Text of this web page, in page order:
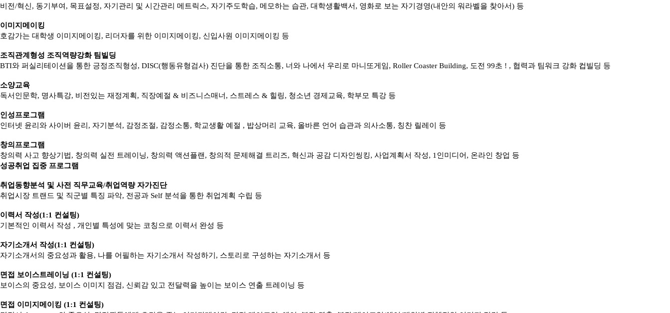
비전/혁신, 동기부여, 목표설정, 자기관리 및 시간관리 메트릭스, 자기주도학습, 메모하는 습관, 대학생활백서, 영화로 보는 자기경영(내안의 워라벨을 찾아서) 등
이미지메이킹
호감가는 대학생 이미지메이킹, 리더자를 위한 이미지메이킹, 신입사원 이미지메이킹 등
조직관계형성 조직역량강화 팀빌딩
BTI와 퍼실리테이션을 통한 긍정조직형성, DISC(행동유형검사) 진단을 통한 조직소통, 너와 나에서 우리로 마니또게임, Roller Coaster Building, 도전 99초 ! , 협력과 팀워크 강화 컵빌딩 등
소양교육
독서인문학, 명사특강, 비전있는 재정계획, 직장예절 & 비즈니스매너, 스트레스 & 힐링, 청소년 경제교육, 학부모 특강 등
인성프로그램
인터넷 윤리와 사이버 윤리, 자기분석, 감정조절, 감정소통, 학교생활 예절 , 밥상머리 교육, 올바른 언어 습관과 의사소통, 칭찬 릴레이 등
창의프로그램
창의력 사고 향상기법, 창의력 실전 트레이닝, 창의력 액션플랜, 창의적 문제해결 트리즈, 혁신과 공감 디자인씽킹, 사업계획서 작성, 1인미디어, 온라인 창업 등
성공취업 집중 프로그램
취업동향분석 및 사전 직무교육/취업역량 자가진단
취업시장 트랜드 및 직군별 특징 파악, 전공과 Self 분석을 통한 취업계획 수립 등
이력서 작성(1:1 컨설팅)
기본적인 이력서 작성 , 개인별 특성에 맞는 코칭으로 이력서 완성 등
자기소개서 작성(1:1 컨설팅)
자기소개서의 중요성과 활용, 나를 어필하는 자기소개서 작성하기, 스토리로 구성하는 자기소개서 등
면접 보이스트레이닝 (1:1 컨설팅)
보이스의 중요성, 보이스 이미지 점검, 신뢰감 있고 전달력을 높이는 보이스 연출 트레이닝 등
면접 이미지메이킹 (1:1 컨설팅)